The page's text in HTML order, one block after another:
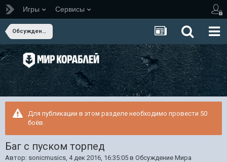
Игры Сервисы
Обсуждение Мира Кораблей
Для публикации в этом разделе необходимо провести 50
боёв.
Баг с пуском торпед
Автор: sonicmusics, 4 дек 2016, 16:35:05 в Обсуждение Мира